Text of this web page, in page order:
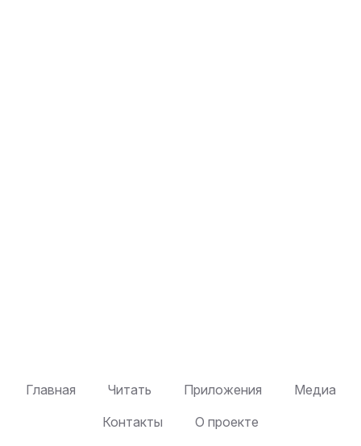
Главная Читать Приложения
Медиа
Контакты
О проекте